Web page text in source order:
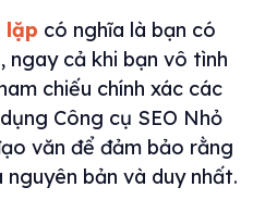
lặp có nghĩa là bạn có
cả khi bạn vô tình
chiếu chính xác các
Công cụ SEO Nhỏ
văn để đảm bảo rằng
nguyên bản và duy nhất.